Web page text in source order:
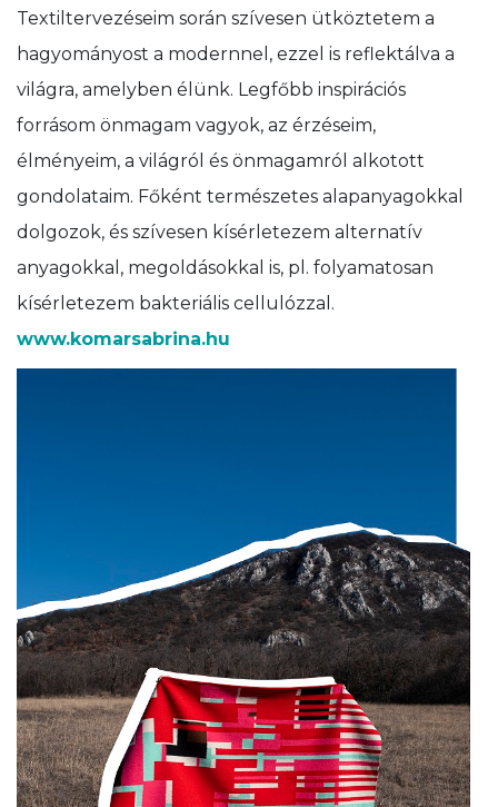
Textiltervezéseim során szívesen ütköztetem a
hagyományost a modernnel, ezzel is reflektálva a
világra, amelyben élünk. Legfőbb inspirációs
forrásom önmagam vagyok, az érzéseim,
élményeim, a világról és önmagamról alkotott
gondolataim. Főként természetes alapanyagokkal
dolgozok, és szívesen kísérletezem alternatív
anyagokkal, megoldásokkal is, pl. folyamatosan
kísérletezem bakteriális cellulózzal.
www.komarsabrina.hu